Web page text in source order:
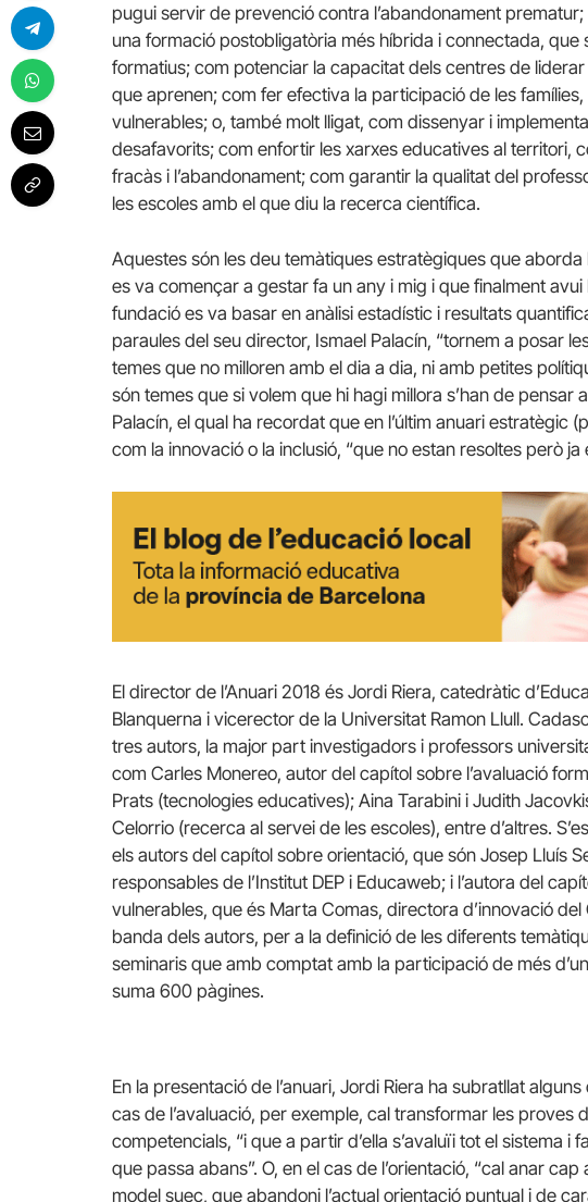
pugui servir de prevenció contra l’abandonament
una formació postobligatòria més híbrida i connectada,
formatius; com potenciar la capacitat dels centres de
que aprenen; com fer efectiva la participació de les
vulnerables; o, també molt lligat, com dissenyar i
desafavorits; com enfortir les xarxes educatives al territori,
fracàs i l’abandonament; com garantir la qualitat del
les escoles amb el que diu la recerca científica.
Aquestes són les deu temàtiques estratègiques que aborda
es va començar a gestar fa un any i mig i que finalment avui
fundació es va basar en anàlisi estadístic i resultats
paraules del seu director, Ismael Palacín, “tornem a posar
temes que no milloren amb el dia a dia, ni amb petites
són temes que si volem que hi hagi millora s’han de pensar
Palacín, el qual ha recordat que en l’últim anuari estratègic
com la innovació o la inclusió, “que no estan resoltes però ja
El director de l’Anuari 2018 és Jordi Riera, catedràtic
Blanquerna i vicerector de la Universitat Ramon Llull.
tres autors, la major part investigadors i professors
com Carles Monereo, autor del capítol sobre l’avaluació
Prats (tecnologies educatives); Aina Tarabini i Judith
Celorrio (recerca al servei de les escoles), entre d’altres.
els autors del capítol sobre orientació, que són Josep Lluís
responsables de l’Institut DEP i Educaweb; i l’autora del
vulnerables, que és Marta Comas, directora d’innovació
banda dels autors, per a la definició de les diferents
seminaris que amb comptat amb la participació de més
suma 600 pàgines.
En la presentació de l’anuari, Jordi Riera ha subratllat
cas de l’avaluació, per exemple, cal transformar les proves
competencials, “i que a partir d’ella s’avaluïi tot el sistema
que passa abans”. O, en el cas de l’orientació, “cal anar
model suec, que abandoni l’actual orientació puntual i de